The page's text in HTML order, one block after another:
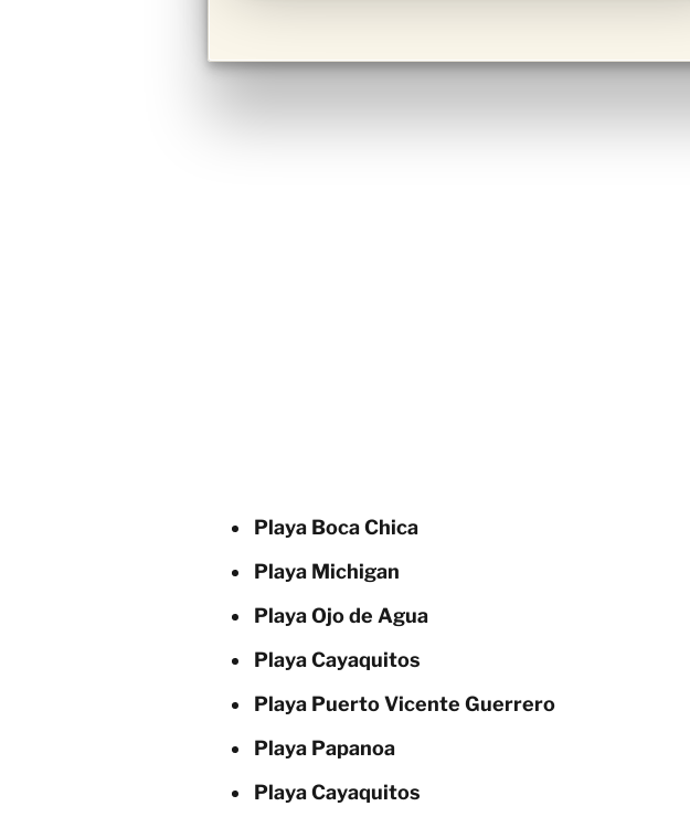
Playa Boca Chica
Playa Michigan
Playa Ojo de Agua
Playa Cayaquitos
Playa Puerto Vicente Guerrero
Playa Papanoa
Playa Cayaquitos